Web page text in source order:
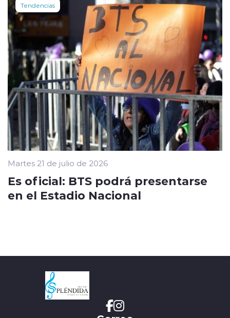
Tendencias
Martes 21 de julio de 2026
Es oficial: BTS podrá presentarse
en el Estadio Nacional